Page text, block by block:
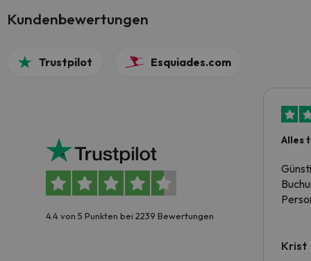
Kundenbewertungen
Trustpilot Esquiades.com
4.4 von 5 Punkten bei 2239 Bewertungen
Alles
Krist